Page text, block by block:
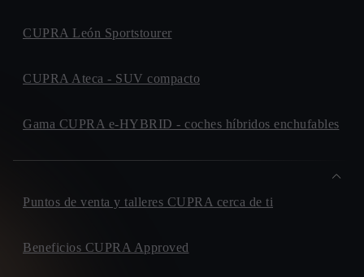
CUPRA León Sportstourer
CUPRA Ateca - SUV compacto
Gama CUPRA e-HYBRID - coches híbridos enchufables
Puntos de venta y talleres CUPRA cerca de ti
Beneficios CUPRA Approved